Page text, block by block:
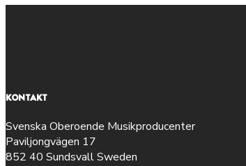
KONTAKT
Svenska Oberoende Musikproducenter
Paviljongvägen 17
852 40 Sundsvall Sweden